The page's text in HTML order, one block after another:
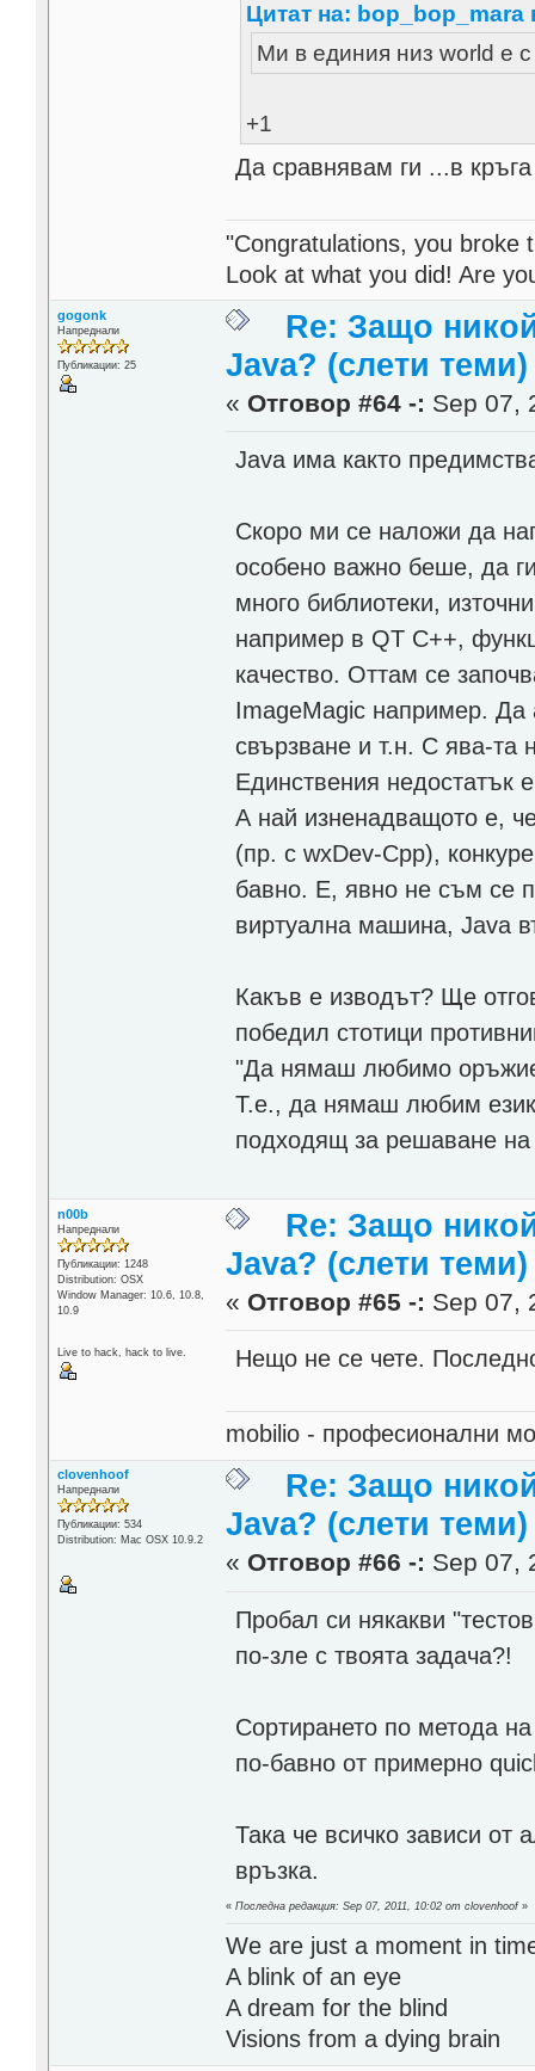
Цитат на: bop_bop_mara
Ми в единия низ world е с
+1
Да сравнявам ги ...в
"Congratulations, you broke
Look at what you did! Are
gogonk
Напреднали
Публикации: 25
Re: Защо
Java? (слети теми)
« Отговор #64 -: Sep 07,
Java има както
Скоро ми се наложи да
особено важно беше, да
много библиотеки,
например в QT С++,
качество. Оттам се
ImageMagic например. Да
свързване и т.н. С ява-та
Единствения недостатък
А най изненадващото е,
(пр. с wxDev-Cpp),
бавно. Е, явно не съм се
виртуална машина, Java
Какъв е изводът? Ще
победил стотици
"Да нямаш любимо
Т.е., да нямаш любим език
подходящ за решаване
n00b
Напреднали
Публикации: 1248
Distribution: OSX
Window Manager: 10.6, 10.8,
10.9
Live to hack, hack to live.
Re: Защо
Java? (слети теми)
« Отговор #65 -: Sep 07,
Нещо не се чете.
mobilio - професионални
clovenhoof
Напреднали
Публикации: 534
Distribution: Mac OSX 10.9.2
Re: Защо
Java? (слети теми)
« Отговор #66 -: Sep 07,
Пробал си някакви
по-зле с твоята задача?!
Сортирането по метода
по-бавно от примерно
Така че всичко зависи от
връзка.
«Последна редакция: Sep 07, 2011, 10:02 от clovenhoof»
We are just a moment in
A blink of an eye
A dream for the blind
Visions from a dying brain